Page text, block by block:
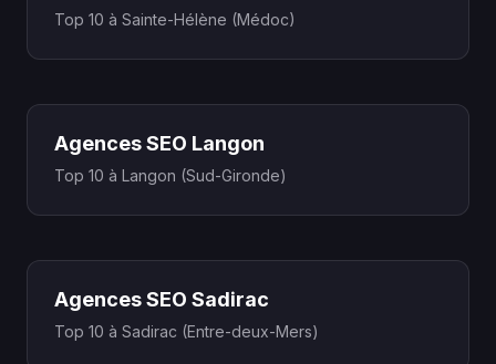
Top 10 à Sainte-Hélène (Médoc)
Agences SEO Langon
Top 10 à Langon (Sud-Gironde)
Agences SEO Sadirac
Top 10 à Sadirac (Entre-deux-Mers)